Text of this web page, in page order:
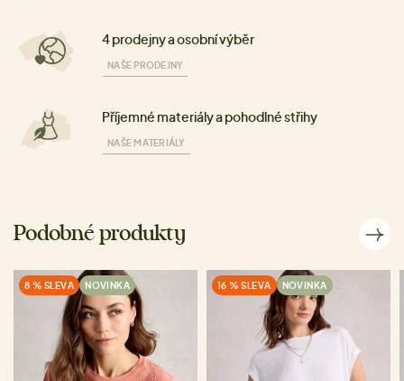
4 prodejny a osobní výběr
NAŠE PRODEJNY
Příjemné materiály a pohodlné střihy
NAŠE MATERIÁLY
Podobné produkty
8 % SLEVA NOVINKA 16 % SLEVA NOVINKA